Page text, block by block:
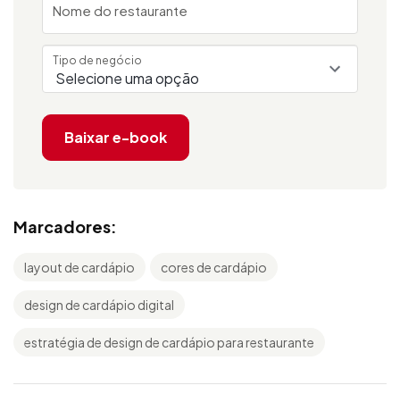
Nome do restaurante
Tipo de negócio
Baixar e-book
Marcadores:
layout de cardápio cores de cardápio
design de cardápio digital
estratégia de design de cardápio para restaurante